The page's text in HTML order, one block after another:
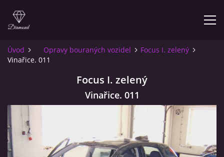
ÚVOD
INFO PRO ZÁKAZNÍKY
KONTAKT
Úvod Opravy bouraných vozidel
Focus I. zelený
Vinařice. 011
Focus I. zelený
Vinařice. 011